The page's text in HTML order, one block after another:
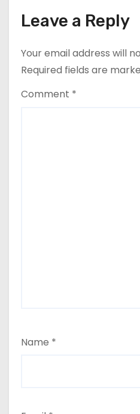
Leave a Reply
Your email address will
Required fields are
Comment *
Name *